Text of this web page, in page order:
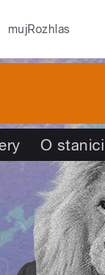
mujRozhlas
O stanici